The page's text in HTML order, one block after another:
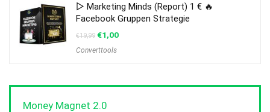
▷ Marketing Minds (Report) 1 € 🔥
Facebook Gruppen Strategie
€19,99 €1,00
Converttools
Money Magnet 2.0